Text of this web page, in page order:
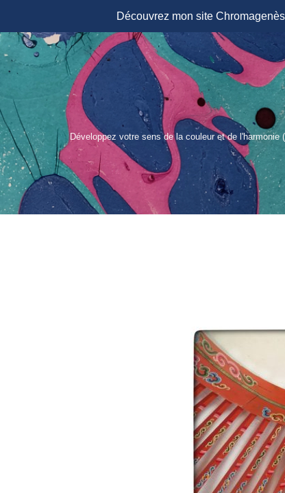
Découvrez mon site
Aller
contenu
Développez votre sens de la couleur et de